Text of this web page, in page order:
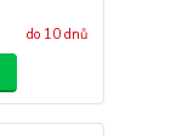
do 10 dnů